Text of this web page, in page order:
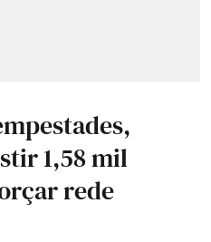
1,58 mil
rede